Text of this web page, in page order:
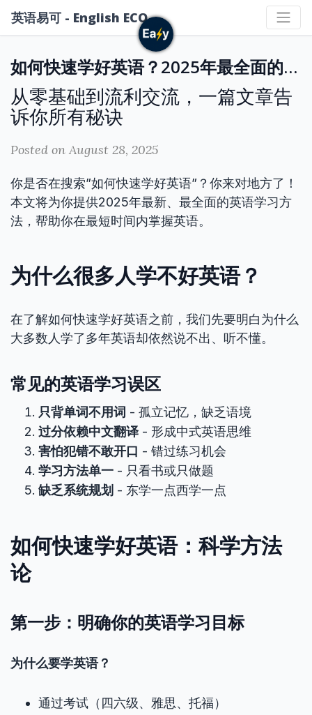
英语易可 - English ECO
如何快速学好英语？2025年最全面的英语学习指南
从零基础到流利交流，一篇文章告
诉你所有秘诀
Posted on August 28, 2025
你是否在搜索”如何快速学好英语”？你来对地方了！
本文将为你提供2025年最新、最全面的英语学习方
法，帮助你在最短时间内掌握英语。
为什么很多人学不好英语？
在了解如何快速学好英语之前，我们先要明白为什么
大多数人学了多年英语却依然说不出、听不懂。
常见的英语学习误区
只背单词不用词 - 孤立记忆，缺乏语境
过分依赖中文翻译 - 形成中式英语思维
害怕犯错不敢开口 - 错过练习机会
学习方法单一 - 只看书或只做题
缺乏系统规划 - 东学一点西学一点
如何快速学好英语：科学方法
论
第一步：明确你的英语学习目标
为什么要学英语？
通过考试（四六级、雅思、托福）